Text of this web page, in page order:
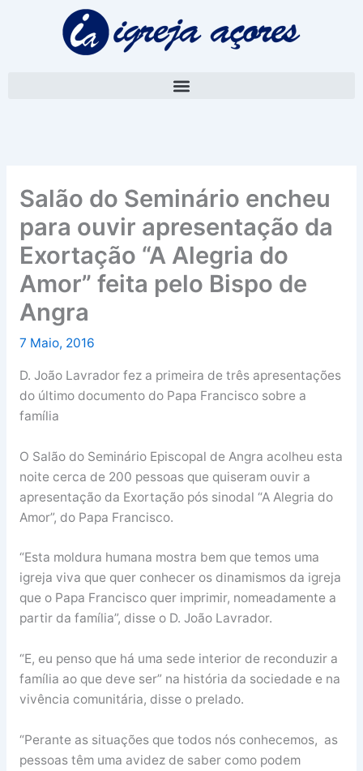
Salão do Seminário encheu
para ouvir apresentação da
Exortação “A Alegria do
Amor” feita pelo Bispo de
Angra
7 Maio, 2016
D. João Lavrador fez a primeira de três apresentações
do último documento do Papa Francisco sobre a
família
O Salão do Seminário Episcopal de Angra acolheu esta
noite cerca de 200 pessoas que quiseram ouvir a
apresentação da Exortação pós sinodal “A Alegria do
Amor”, do Papa Francisco.
“Esta moldura humana mostra bem que temos uma
igreja viva que quer conhecer os dinamismos da igreja
que o Papa Francisco quer imprimir, nomeadamente a
partir da família”, disse o D. João Lavrador.
“E, eu penso que há uma sede interior de reconduzir a
família ao que deve ser” na história da sociedade e na
vivência comunitária, disse o prelado.
“Perante as situações que todos nós conhecemos, as
pessoas têm uma avidez de saber como podem